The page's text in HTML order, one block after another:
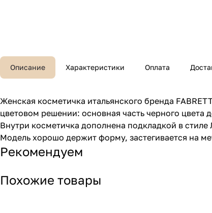
Описание Характеристики Оплата
Женская косметичка итальянского бренда
цветовом решении: основная часть черного
Внутри косметичка дополнена подкладкой в
Модель хорошо держит форму, застегивается на
Рекомендуем
Похожие товары